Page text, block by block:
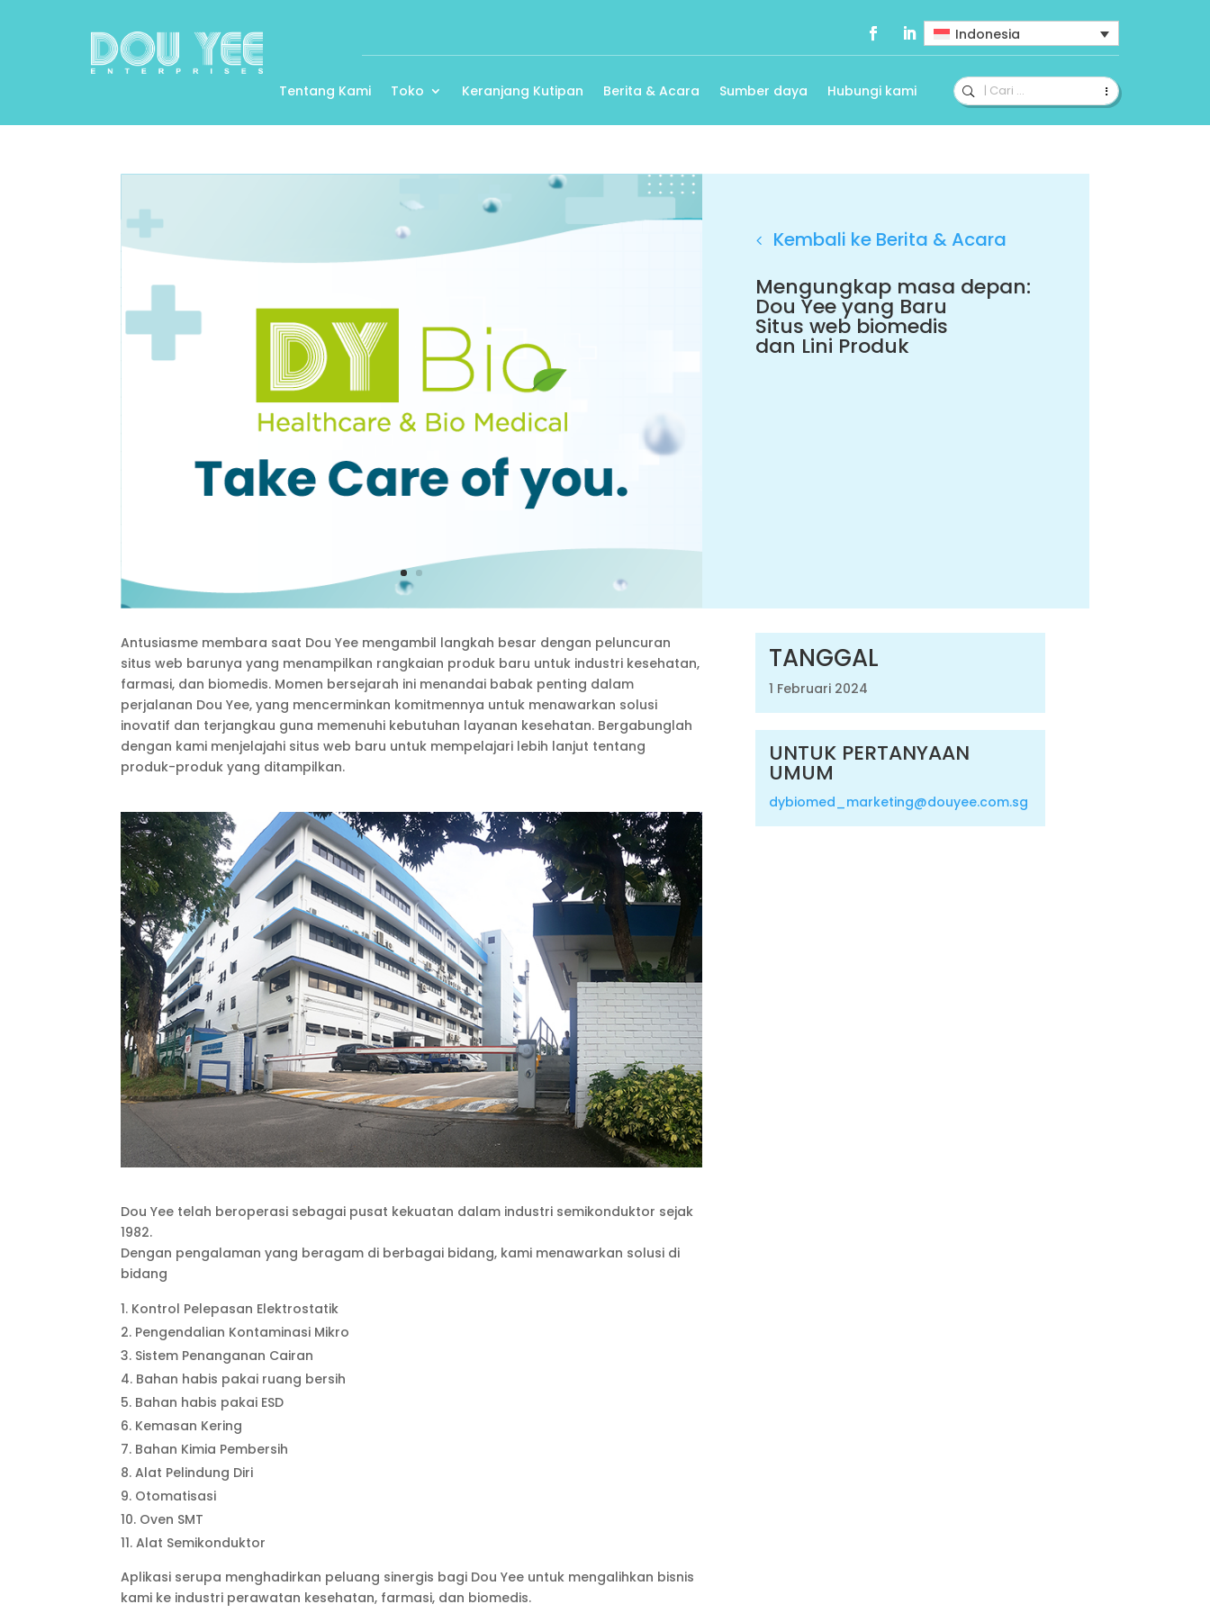
Indonesia
Tentang Kami Toko Keranjang Kutipan Berita & Acara Sumber daya Hubungi kami
Kembali ke Berita & Acara
Mengungkap masa depan:
Dou Yee yang Baru
Situs web biomedis
dan Lini Produk
Antusiasme membara saat Dou Yee mengambil langkah besar dengan peluncuran
situs web barunya yang menampilkan rangkaian produk baru untuk industri kesehatan,
farmasi, dan biomedis. Momen bersejarah ini menandai babak penting dalam
perjalanan Dou Yee, yang mencerminkan komitmennya untuk menawarkan solusi
inovatif dan terjangkau guna memenuhi kebutuhan layanan kesehatan. Bergabunglah
dengan kami menjelajahi situs web baru untuk mempelajari lebih lanjut tentang
produk-produk yang ditampilkan.
Dou Yee telah beroperasi sebagai pusat kekuatan dalam industri semikonduktor sejak
1982.
Dengan pengalaman yang beragam di berbagai bidang, kami menawarkan solusi di
bidang
Kontrol Pelepasan Elektrostatik
Pengendalian Kontaminasi Mikro
Sistem Penanganan Cairan
Bahan habis pakai ruang bersih
Bahan habis pakai ESD
Kemasan Kering
Bahan Kimia Pembersih
Alat Pelindung Diri
Otomatisasi
Oven SMT
Alat Semikonduktor
Aplikasi serupa menghadirkan peluang sinergis bagi Dou Yee untuk mengalihkan bisnis
kami ke industri perawatan kesehatan, farmasi, dan biomedis.
TANGGAL
1 Februari 2024
UNTUK PERTANYAAN
UMUM
dybiomed_marketing@douyee.com.sg